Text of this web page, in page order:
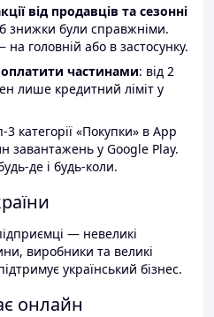
від продавців та сезонні
знижки були справжніми.
на головній або в застосунку.
оплатити частинами: від 2
лише кредитний ліміт у
категорії «Покупки» в App
завантажень у Google Play.
де і будь-коли.
— невеликі
виробники та великі
український бізнес.
онлайн